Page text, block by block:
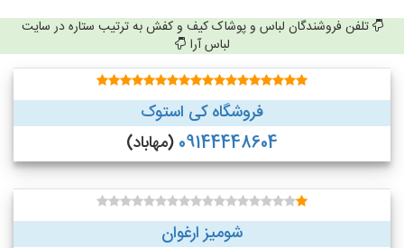
تلفن فروشندگان لباس و پوشاک کیف و کفش به ترتیب ستاره در سایت
لباس آرا
فروشگاه کی استوک
09144448604 (مهاباد)
شومیز ارغوان